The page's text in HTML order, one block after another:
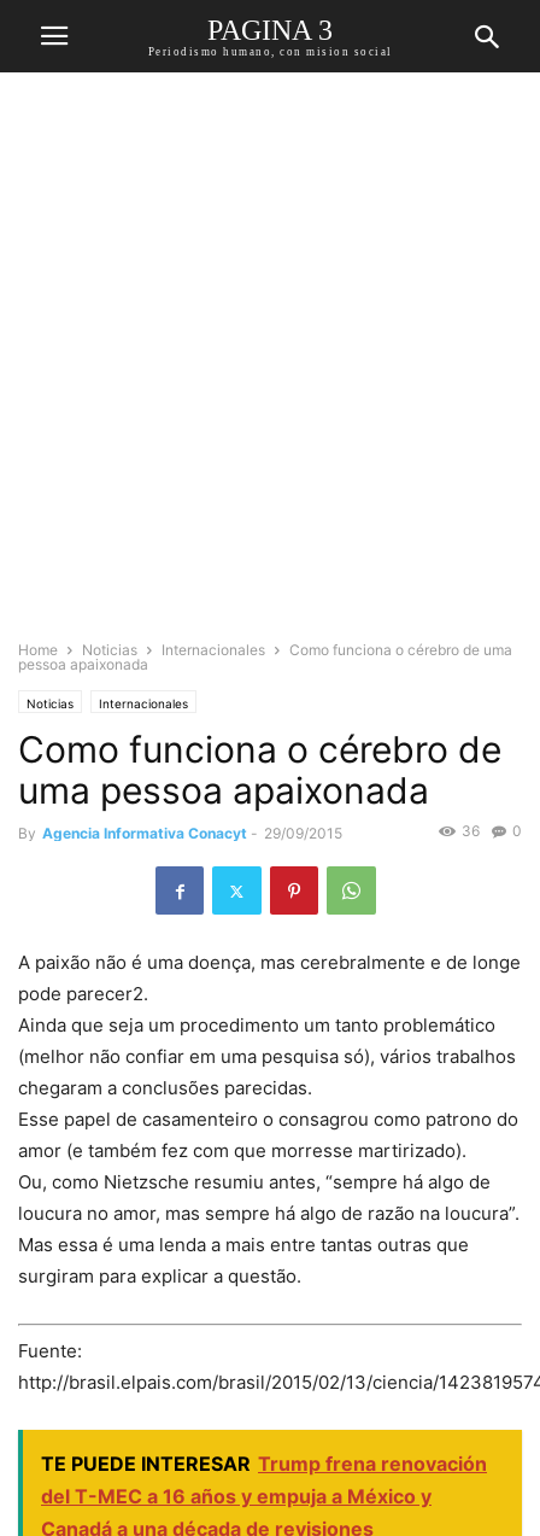
PAGINA 3
Periodismo humano, con mision social
Home Noticias Internacionales
Como funciona o cérebro de uma
pessoa apaixonada
Noticias Internacionales
Como funciona o cérebro de
uma pessoa apaixonada
By Agencia Informativa Conacyt - 29/09/2015 0
36
A paixão não é uma doença, mas cerebralmente e de longe
pode parecer2.
Ainda que seja um procedimento um tanto problemático
(melhor não confiar em uma pesquisa só), vários trabalhos
chegaram a conclusões parecidas.
Esse papel de casamenteiro o consagrou como patrono do
amor (e também fez com que morresse martirizado).
Ou, como Nietzsche resumiu antes, “sempre há algo de
loucura no amor, mas sempre há algo de razão na loucura”.
Mas essa é uma lenda a mais entre tantas outras que
surgiram para explicar a questão.
Fuente:
http://brasil.elpais.com/brasil/2015/02/13/ciencia/
TE PUEDE INTERESAR Trump frena renovación
del T-MEC a 16 años y empuja a México y
Canadá a una década de revisiones